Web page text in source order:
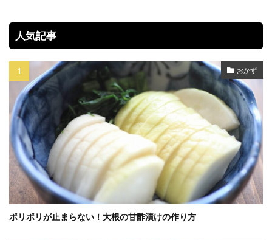
人気記事
おかず
ポリポリが止まらない！大根の甘酢漬けの作り方